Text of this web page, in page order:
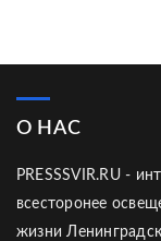
О НАС
PRESSSVIR.RU -
всесторонее
жизни